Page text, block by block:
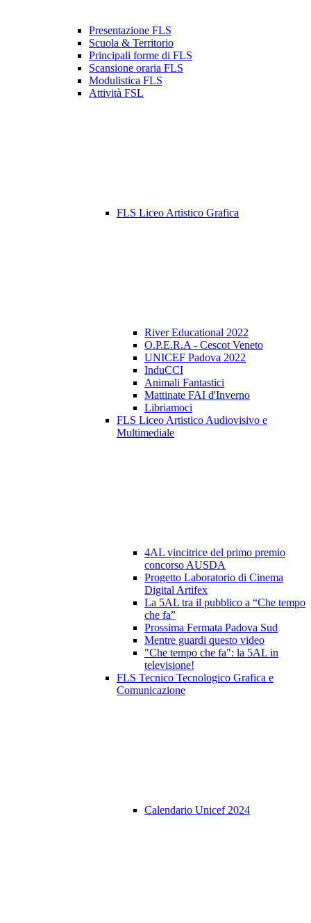
Presentazione FLS
Scuola & Territorio
Principali forme di FLS
Scansione oraria FLS
Modulistica FLS
Attività FSL
FLS Liceo Artistico Grafica
River Educational 2022
O.P.E.R.A - Cescot Veneto
UNICEF Padova 2022
InduCCI
Animali Fantastici
Mattinate FAI d'Inverno
Libriamoci
FLS Liceo Artistico Audiovisivo e
Multimediale
4AL vincitrice del primo premio
concorso AUSDA
Progetto Laboratorio di Cinema
Digital Artifex
La 5AL tra il pubblico a “Che tempo
che fa”
Prossima Fermata Padova Sud
Mentre guardi questo video
"Che tempo che fa": la 5AL in
televisione!
FLS Tecnico Tecnologico Grafica e
Comunicazione
Calendario Unicef 2024